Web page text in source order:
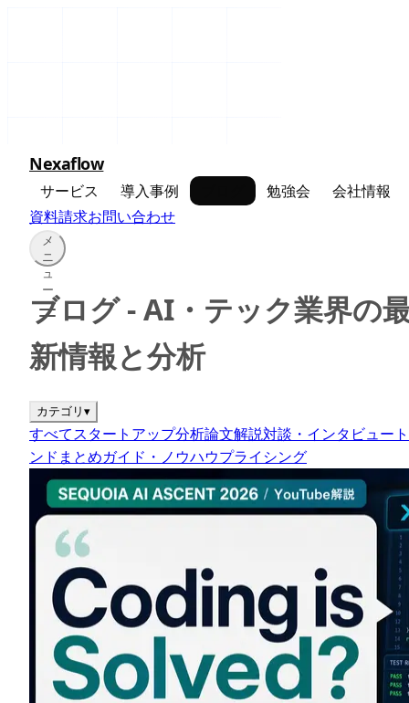
Nexaflow
サービス 導入事例 勉強会
会社情報
資料請求お問い合わせ
メ
ニ
ュ
ー
ブログ - AI・テック業界の
新情報と分析
カテゴリ ▾
すべてスタートアップ分析論文解説対談・インタビュー
ンドまとめガイド・ノウハウプライシング